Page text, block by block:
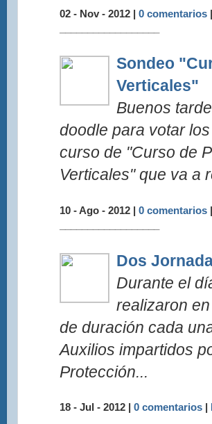
02 - Nov - 2012 | 0 comentarios|
Sondeo
Verticales"
Buenos
doodle para votar
curso de "Curso de
Verticales" que va a
10 - Ago - 2012 | 0 comentarios|
Dos
Durante el
realizaron
de duración cada
Auxilios impartidos
Protección...
18 - Jul - 2012 | 0 comentarios|